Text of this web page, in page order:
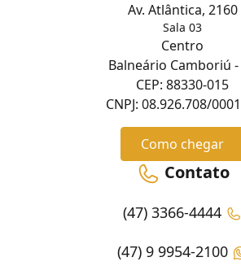
Av. Atlântica, 2160
Sala 03
Centro
Balneário Camboriú -
CEP: 88330-015
CNPJ: 08.926.708/
Como chegar
Contato
(47) 3366-4444
(47) 9 9954-2100